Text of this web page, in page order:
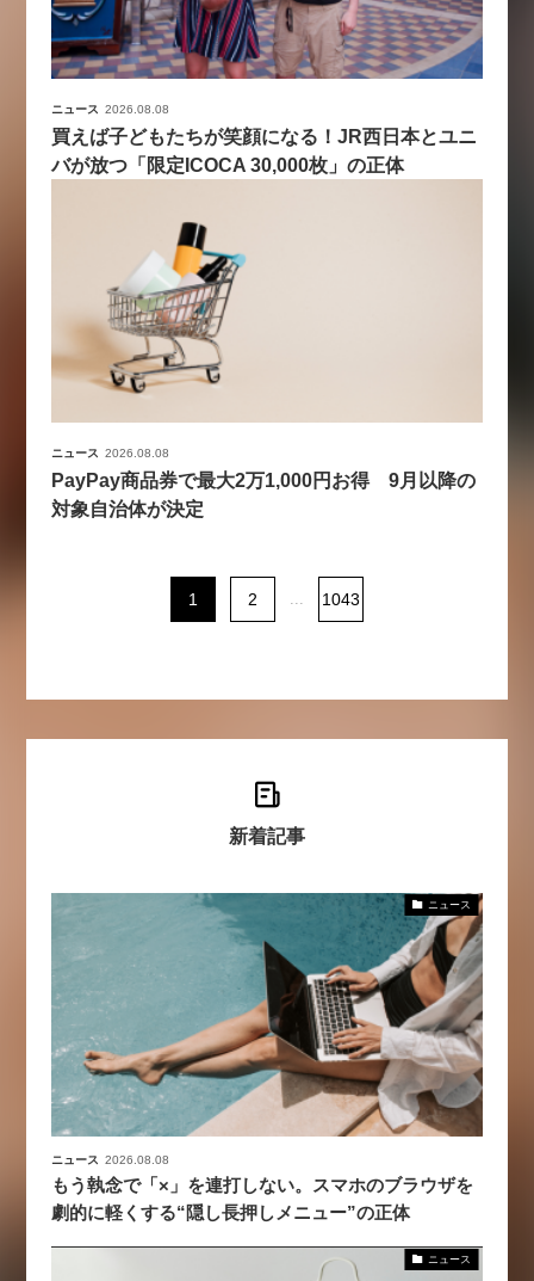
ニュース 2026.08.08
買えば子どもたちが笑顔になる！JR西日本とユニ
バが放つ「限定ICOCA 30,000枚」の正体
ニュース 2026.08.08
PayPay商品券で最大2万1,000円お得 9月以降の
対象自治体が決定
1 2 ... 1043
新着記事
ニュース
ニュース 2026.08.08
もう執念で「×」を連打しない。スマホのブラウザを
劇的に軽くする“隠し長押しメニュー”の正体
ニュース